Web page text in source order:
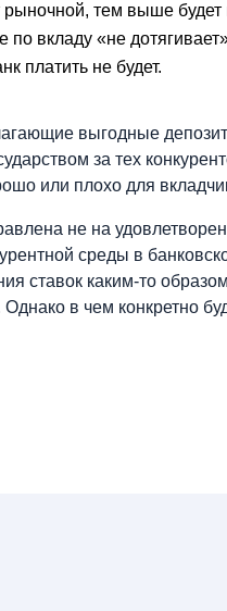
рыночной, тем выше будет
по вкладу «не
платить не будет.
выгодные
за тех
или плохо для
не на
среды в
ставок каким-то
в чем конкретно